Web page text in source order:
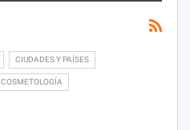
CIUDADES Y PAÍSES
COSMETOLOGÍA